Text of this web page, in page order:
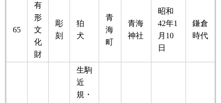
65
有
形
文
化
財
彫
刻
狛
犬
青
海
町
青海
神社
昭和
42年1
月10
日
鎌倉
時代
生駒
近
規・